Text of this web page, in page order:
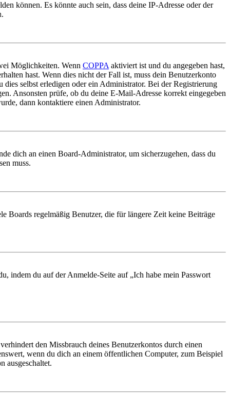
können. Es könnte auch sein, dass deine IP-Adresse oder der
Möglichkeiten. Wenn COPPA aktiviert ist und du angegeben hast,
hast. Wenn dies nicht der Fall ist, muss dein Benutzerkonto
selbst erledigen oder ein Administrator. Bei der Registrierung
Ansonsten prüfe, ob du deine E-Mail-Adresse korrekt eingegeben
dann kontaktiere einen Administrator.
dich an einen Board-Administrator, um sicherzugehen, dass du
muss.
Boards regelmäßig Benutzer, die für längere Zeit keine Beiträge
indem du auf der Anmelde-Seite auf „Ich habe mein Passwort
den Missbrauch deines Benutzerkontos durch einen
wenn du dich an einem öffentlichen Computer, zum Beispiel
ausgeschaltet.